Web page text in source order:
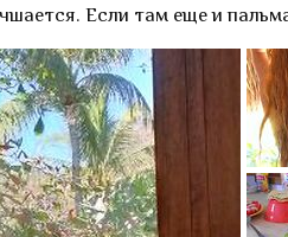
Если там еще и